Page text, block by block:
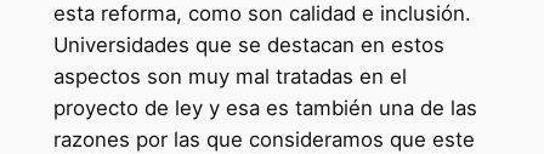
esta reforma, como son calidad e inclusión.
Universidades que se destacan en estos
aspectos son muy mal tratadas en el
proyecto de ley y esa es también una de las
razones por las que consideramos que este